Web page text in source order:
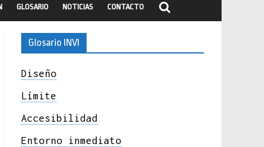
GLOSARIO NOTICIAS CONTACTO
Glosario INVI
Diseño
Límite
Accesibilidad
Entorno inmediato